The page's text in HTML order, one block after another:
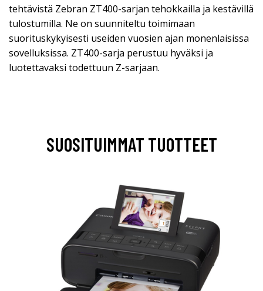
tehtävistä Zebran ZT400-sarjan tehokkailla ja kestävillä
tulostumilla. Ne on suunniteltu toimimaan
suorituskykyisesti useiden vuosien ajan monenlaisissa
sovelluksissa. ZT400-sarja perustuu hyväksi ja
luotettavaksi todettuun Z-sarjaan.
SUOSITUIMMAT TUOTTEET